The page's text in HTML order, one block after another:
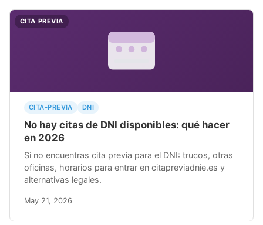
CITA PREVIA
CITA-PREVIA DNI
No hay citas de DNI disponibles: qué hacer
en 2026
Si no encuentras cita previa para el DNI: trucos, otras
oficinas, horarios para entrar en citapreviadnie.es y
alternativas legales.
May 21, 2026